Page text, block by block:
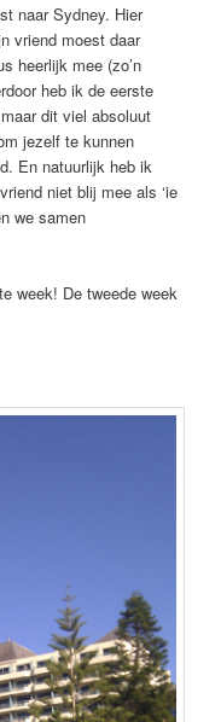
naar Sydney. Hier
vriend moest daar
heerlijk mee (zo’n
heb ik de eerste
dit viel absoluut
jezelf te kunnen
En natuurlijk heb ik
niet blij mee als ‘ie
we samen
week! De tweede week